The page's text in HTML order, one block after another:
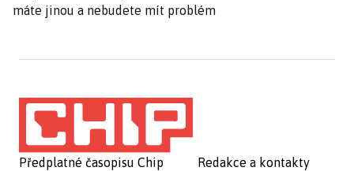
máte jinou a nebudete mít problém
Předplatné časopisu Chip
Redakce a kontakty